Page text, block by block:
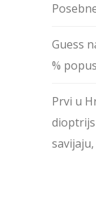
Guess
%
Prvi u